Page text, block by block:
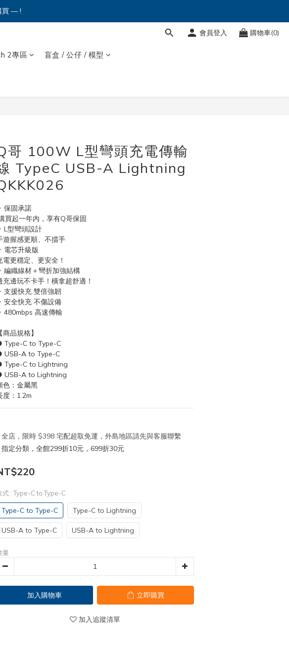
買 — !
🎫
會員登入 購物車(0)
2專區 盲盒 / 公仔 / 模型
哥 100W L型彎頭充電傳輸
TypeC USB-A Lightning
保固承諾
買起一年內，享有Q哥保固
L型彎頭設計
遊握感更順、不擋手
電芯升級版
電更穩定、更安全！
編織線材＋彎折加強結構
充邊玩不卡手！橫拿超舒適！
支援快充 雙倍強韌
安全快充 不傷設備
480mbps 高速傳輸
【商品規格】
Type-C to Type-C
USB-A to Type-C
Type-C to Lightning
USB-A to Lightning
色：金屬黑
度：1.2m
全店，限時 $398 宅配超取免運，外島地區請先與客服聯繫
指定分類，全館299折10元，699折30元
式 : Type-C to Type-C
Type-C to Type-C Type-C to Lightning
USB-A to Type-C USB-A to Lightning
量
加入購物車 立即購買
加入追蹤清單